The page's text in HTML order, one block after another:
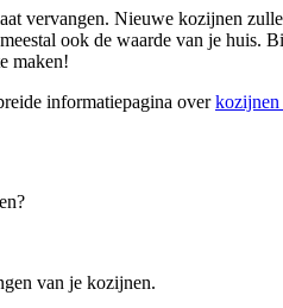
vervangen. Nieuwe kozijnen
ook de waarde van je
maken!
informatiepagina overkozijnen
van je kozijnen.